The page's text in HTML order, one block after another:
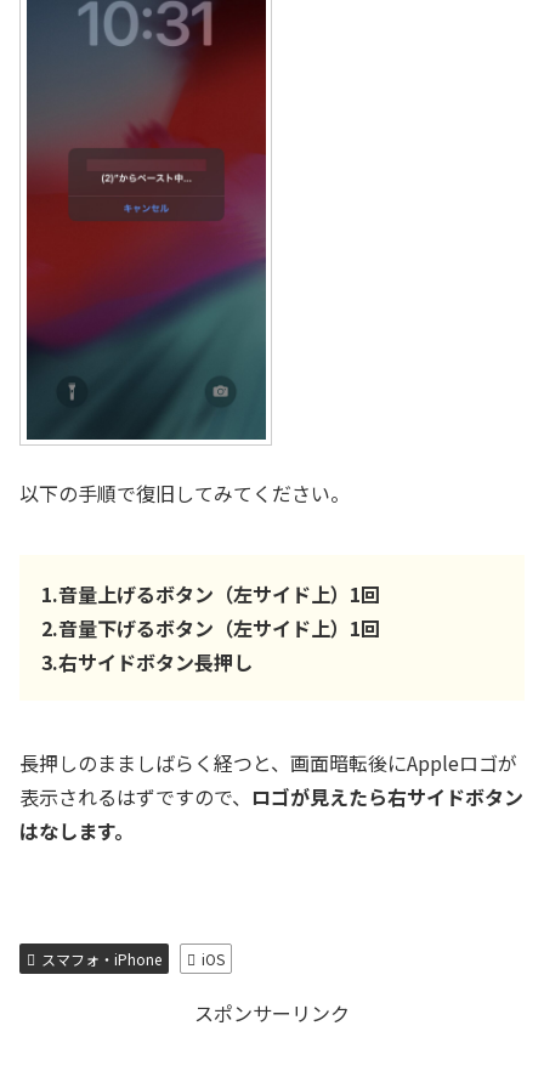
以下の手順で復旧してみてください。
1.音量上げるボタン（左サイド上）1回
2.音量下げるボタン（左サイド上）1回
3.右サイドボタン長押し
長押しのまましばらく経つと、画面暗転後にAppleロゴが
表示されるはずですので、 ロゴが見えたら右サイドボタン
はなします。
スマフォ・iPhone iOS
スポンサーリンク